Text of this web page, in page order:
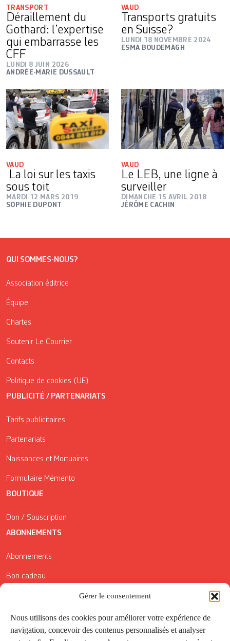
Gérer le consentement
Nous utilisons des cookies pour améliorer votre expérience de
navigation, concevoir des contenus personnalisés et analyser
TRANSPORT
Déraillement du
Gothard: l’expertise
qui embarrasse les
CFF
LUNDI 8 JUIN 2026
ANDRÉE-MARIE DUSSAULT
VAUD
Transports gratuits
en Suisse?
LUNDI 18 NOVEMBRE 2024
ESMA BOUDEMAGH
VAUD
La loi sur les taxis
sous toit
MARDI 12 MARS 2019
SOPHIE DUPONT
VAUD
Le LEB, une ligne à
surveiller
DIMANCHE 15 AVRIL 2018
JÉRÔME CACHIN
QUI SOMMES-NOUS?
Association éditrice
Équipe
Chartes
Soutenir Le Courrier
Contacts
Politique de cookies (UE)
PUBLICITÉ / PARTENARIATS
Tarifs publicitaires
Partenariats
Naissances et Mortuaires
Formulaire Mémento
BOUTIQUE
Don / Souscription
ABONNEMENTS
Abonnements
Bon cadeau
Conditions générales de vente
Réductions de la Carte Côté Courrier
Application